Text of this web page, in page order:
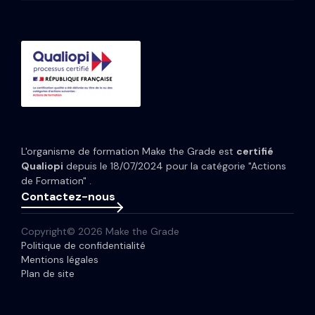
HubSpot Data Hub
Tarifs HubSpot
Études de cas
Portfolio
Espace presse
Glossaire
L'organisme de formation Make the Grade est certifié
Qualiopi depuis le 18/07/2024 pour la catégorie "Actions
de Formation" .
Contactez-nous
Copyright© 2026 Make the Grade
Politique de confidentialité
Mentions légales
Plan de site